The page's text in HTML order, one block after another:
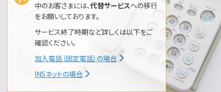
中のお客さまには、代替サービスへの移行
をお願いしております。
サービス終了時期など詳しくは以下をご
確認ください。
加入電話（固定電話）の場合
INSネットの場合